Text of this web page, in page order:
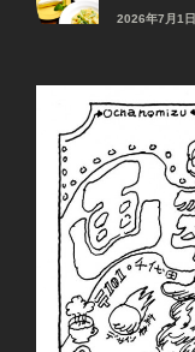
2026年7月1日